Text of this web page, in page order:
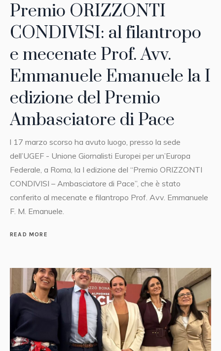
Premio ORIZZONTI
CONDIVISI: al filantropo
e mecenate Prof. Avv.
Emmanuele Emanuele la I
edizione del Premio
Ambasciatore di Pace
l 17 marzo scorso ha avuto luogo, presso la sede
dell’UGEF - Unione Giornalisti Europei per un’Europa
Federale, a Roma, la I edizione del “Premio ORIZZONTI
CONDIVISI – Ambasciatore di Pace”, che è stato
conferito al mecenate e filantropo Prof. Avv. Emmanuele
F. M. Emanuele.
READ MORE